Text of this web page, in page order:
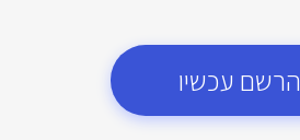
הרשם עכשיו